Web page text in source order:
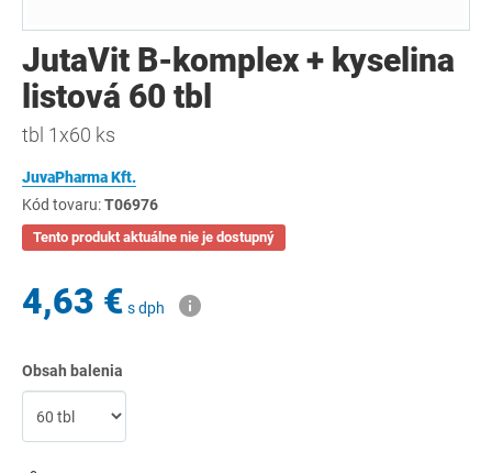
JutaVit B-komplex + kyselina
listová 60 tbl
tbl 1x60 ks
JuvaPharma Kft.
Kód tovaru:T06976
Tento produkt aktuálne nie je dostupný
4,63 € s dph
Obsah balenia